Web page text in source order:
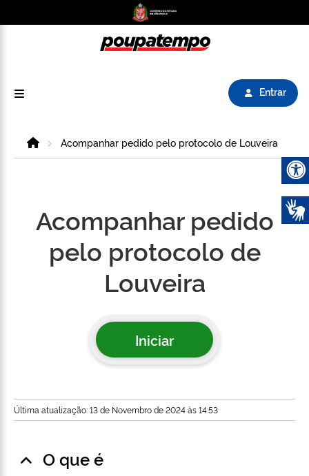
Entrar
HomeAcompanhar pedido pelo protocolo de Louveira
Acompanhar pedido
pelo protocolo de
Louveira
Iniciar
Última atualização: 13 de Novembro de 2024 às 14:53
O que é